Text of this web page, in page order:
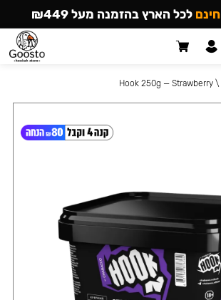
\
Hook 250g — Strawberry
חינם לכל הארץ בהזמנה מעל ₪449